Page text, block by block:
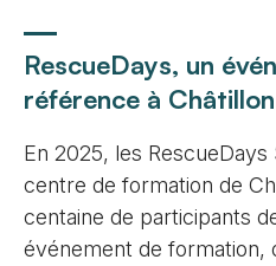
RescueDays, un
référence à Châtillon
En 2025, les
centre de formation de
centaine de participants
événement de formation,